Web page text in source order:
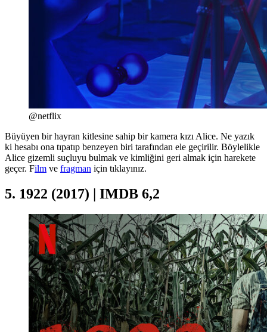
@netflix
Büyüyen bir hayran kitlesine sahip bir kamera kızı Alice. Ne yazık
ki hesabı ona tıpatıp benzeyen biri tarafından ele geçirilir. Böylelikle
Alice gizemli suçluyu bulmak ve kimliğini geri almak için harekete
geçer. Film ve fragman için tıklayınız.
5. 1922 (2017) | IMDB 6,2